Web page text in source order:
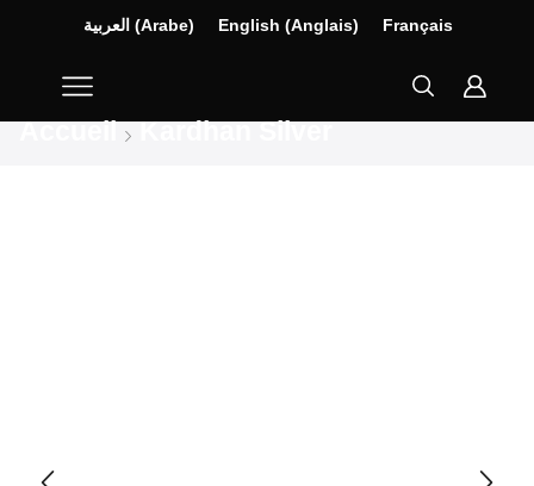
العربية (Arabe) English (Anglais) Français
Accueil Kardhan Silver